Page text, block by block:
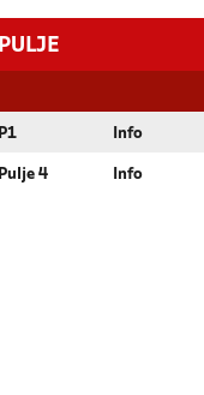
PULJE
P1 Info
Pulje 4 Info